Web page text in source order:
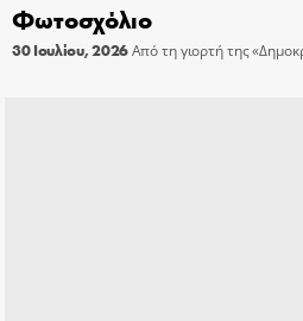
Φωτοσχόλιο
30 Ιουλίου, 2026Από τη γιορτή της